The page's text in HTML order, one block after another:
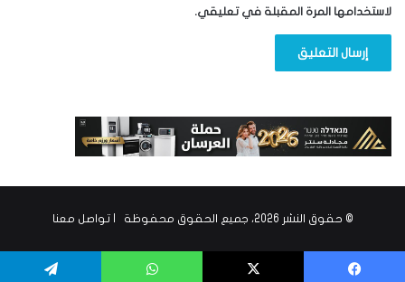
لاستخدامها المرة المقبلة في تعليقي.
© حقوق النشر 2026، جميع الحقوق محفوظة | تواصل معنا